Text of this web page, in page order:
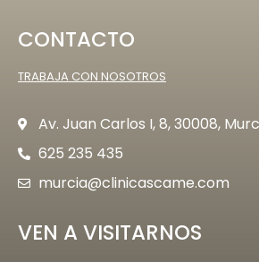
CONTACTO
TRABAJA CON NOSOTROS
Av. Juan Carlos I, 8, 30008,
625 235 435
murcia@clinicascame.com
VEN A VISITARNOS